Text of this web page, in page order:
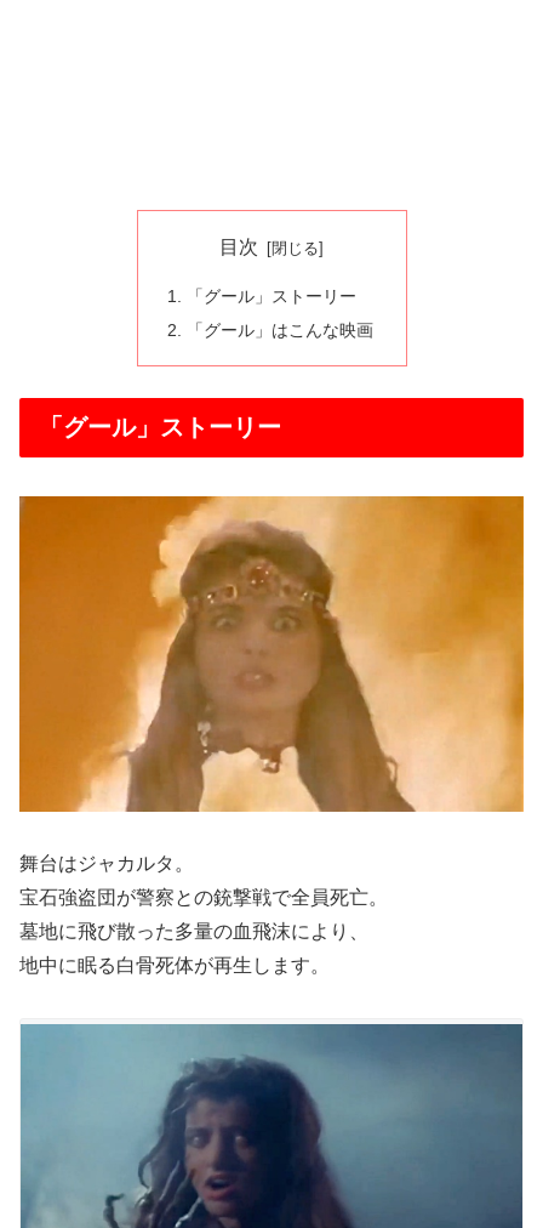
目次
「グール」ストーリー
「グール」はこんな映画
「グール」ストーリー
舞台はジャカルタ。
宝石強盗団が警察との銃撃戦で全員死亡。
墓地に飛び散った多量の血飛沫により、
地中に眠る白骨死体が再生します。